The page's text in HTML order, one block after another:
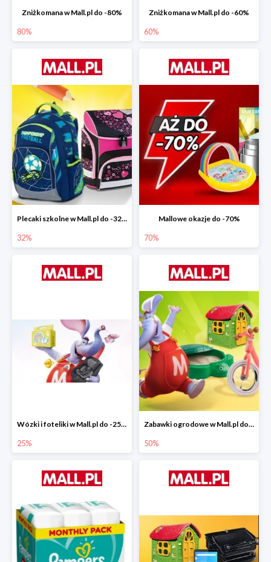
Zniżkomana w Mall.pl do -80%
80%
Zniżkomana w Mall.pl do -60%
60%
Plecaki szkolne w Mall.pl do -32%
32%
Mallowe okazje do -70%
70%
Wózki i foteliki w Mall.pl do -25%
25%
Zabawki ogrodowe w Mall.pl do -40%
50%